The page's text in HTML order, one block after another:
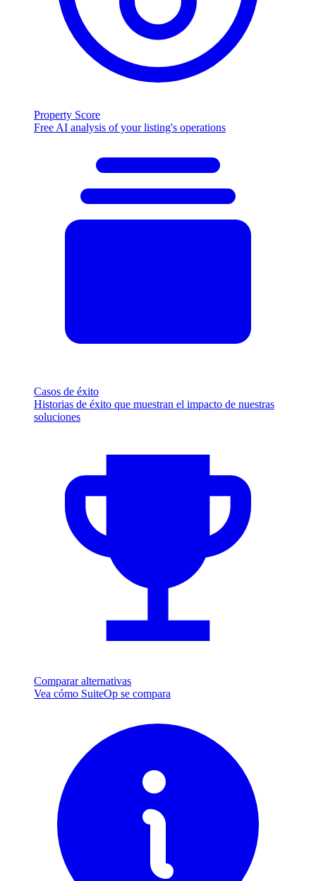
Property Score
Free AI analysis of your listing's operations
Casos de éxito
Historias de éxito que muestran el impacto de nuestras
soluciones
Comparar alternativas
Vea cómo SuiteOp se compara